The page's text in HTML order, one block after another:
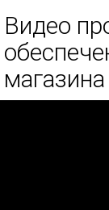
Видео
магазина